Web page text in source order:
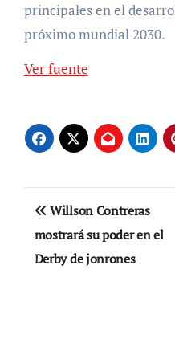
principales en el
próximo mundial 2030.
Ver fuente
Navegación
de
entradas
Willson Contreras
mostrará su poder en el
Derby de jonrones